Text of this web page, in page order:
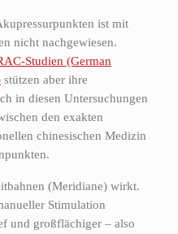
ist mit
nicht nachgewiesen.
Studien (German
stützen aber ihre
in diesen Untersuchungen
den exakten
chinesischen Medizin
(Meridiane) wirkt.
Stimulation
und großflächiger – also